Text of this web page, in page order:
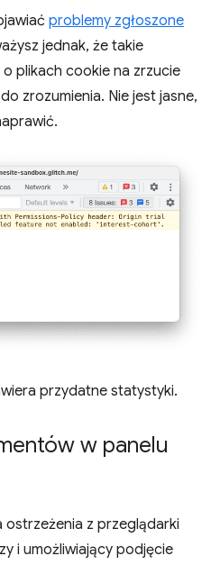
problemy zgłoszone
jednak, że takie
plikach cookie na zrzucie
zrozumienia. Nie jest jasne,
przydatne statystyki.
w panelu
z przeglądarki
i umożliwiający podjęcie